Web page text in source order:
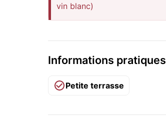
vin blanc)
Informations pratiques
Petite terrasse